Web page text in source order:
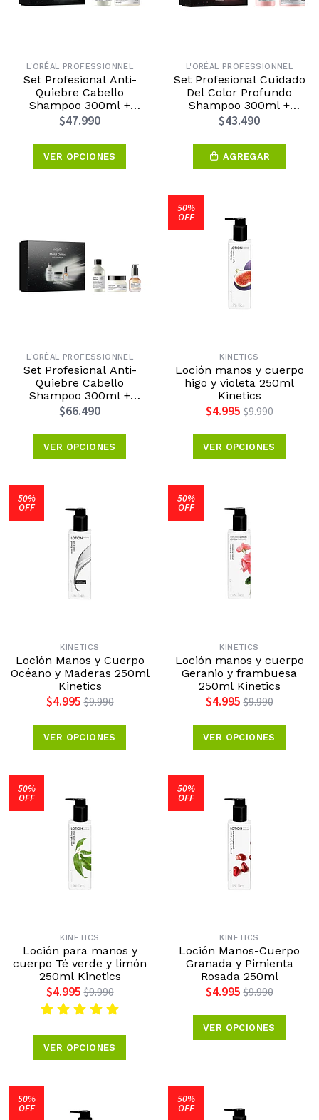
L'ORÉAL PROFESSIONNEL
Set Profesional Anti-
Quiebre Cabello
Shampoo 300ml +
Máscara 250ml Metal
$47.990
VER OPCIONES
L'ORÉAL PROFESSIONNEL
Set Profesional Cuidado
Del Color Profundo
Shampoo 300ml +
Máscara 250ml Vitamino
$43.490
AGREGAR
L'ORÉAL PROFESSIONNEL
Set Profesional Anti-
Quiebre Cabello
Shampoo 300ml +
Máscara 250ml + Aceite
Concentrado 50ml Metal
Detox
$66.490
VER OPCIONES
50%
OFF
KINETICS
Loción manos y cuerpo
higo y violeta 250ml
Kinetics
$4.995 $9.990
VER OPCIONES
50%
OFF
KINETICS
Loción Manos y Cuerpo
Océano y Maderas 250ml
Kinetics
$4.995 $9.990
VER OPCIONES
50%
OFF
KINETICS
Loción manos y cuerpo
Geranio y frambuesa
250ml Kinetics
$4.995 $9.990
VER OPCIONES
50%
OFF
KINETICS
Loción para manos y
cuerpo Té verde y limón
250ml Kinetics
$4.995 $9.990
VER OPCIONES
50%
OFF
KINETICS
Loción Manos-Cuerpo
Granada y Pimienta
Rosada 250ml
$4.995 $9.990
VER OPCIONES
50%
OFF
50%
OFF